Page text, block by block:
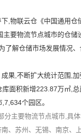
,物联云仓《中国通用仓
要物流节点城市的仓
了解仓储市场发展情况
果,不断扩大统计范围,
库面积新增223.87万㎡,
7,634个园区。
分主要物流节点城市,具
、苏州、无锡、南京、